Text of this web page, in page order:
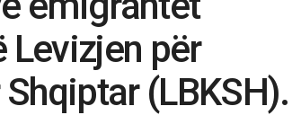
për
(LBKSH).